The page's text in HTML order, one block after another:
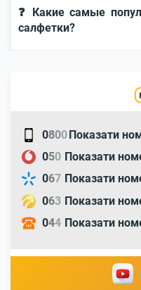
❓ Какие самые
салфетки?
0800Показати
050 Показати
067 Показати
063 Показати
044 Показати